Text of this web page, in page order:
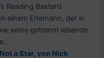
Reading Bastard
einem Ehemann, der in
seine getrennt lebende
a Star, von Nick